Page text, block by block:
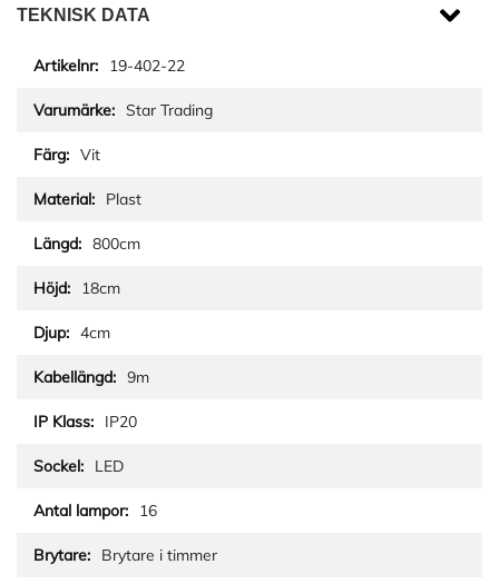
TEKNISK DATA
19-402-22
Star Trading
Vit
Plast
800cm
18cm
4cm
9m
IP20
LED
16
Brytare i timmer